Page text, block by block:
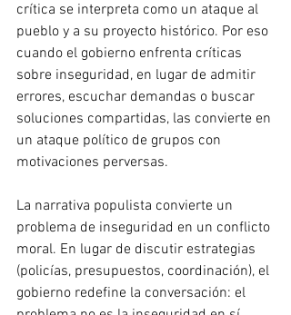
crítica se interpreta como un ataque al
pueblo y a su proyecto histórico. Por eso
cuando el gobierno enfrenta críticas
sobre inseguridad, en lugar de admitir
errores, escuchar demandas o buscar
soluciones compartidas, las convierte en
un ataque político de grupos con
motivaciones perversas.
La narrativa populista convierte un
problema de inseguridad en un conflicto
moral. En lugar de discutir estrategias
(policías, presupuestos, coordinación), el
gobierno redefine la conversación: el